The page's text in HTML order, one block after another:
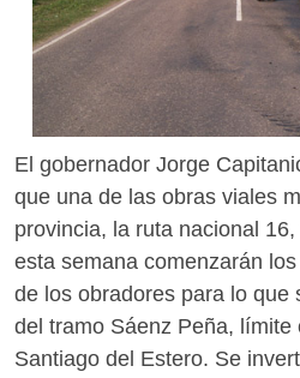
El gobernador Jorge
que una de las obras viales
provincia, la ruta nacional
esta semana comenzarán
de los obradores para lo que
del tramo Sáenz Peña, límite
Santiago del Estero. Se